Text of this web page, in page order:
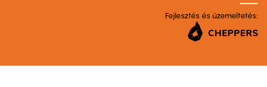
Fejlesztés és üzemeltetés: